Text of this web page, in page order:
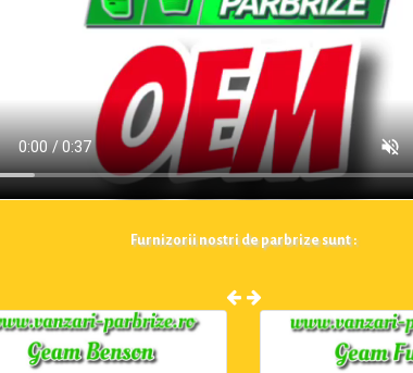
Furnizorii nostri de parbrize sunt :